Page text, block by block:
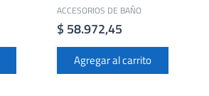
ACCESORIOS DE BAÑO
$ 58.972,45
Agregar al carrito